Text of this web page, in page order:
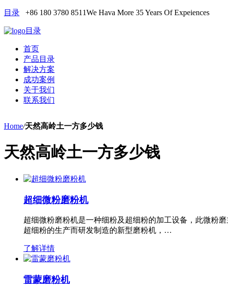
目录 +86 180 3780 8511We Hava More 35 Years Of Expeiences
目录
首页
产品目录
解决方案
成功案例
关于我们
联系我们
Home/天然高岭土一方多少钱
天然高岭土一方多少钱
超细微粉磨粉机
超细微粉磨粉机是一种细粉及超细粉的加工设备，此微粉
超细粉的生产而研发制造的新型磨粉机，…
了解详情
雷蒙磨粉机